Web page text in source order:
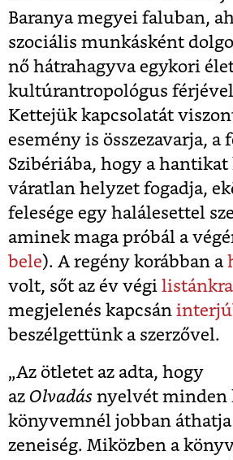
Baranya megyei faluban,
szociális munkásként
nő hátrahagyva egykori
kultúrantropológus
Kettejük kapcsolatát
esemény is összezavarja, a
Szibériába, hogy a hantikat
váratlan helyzet fogadja,
felesége egy halálesettel
aminek maga próbál a
bele). A regény korábban a
volt, sőt az év végi listánkra
megjelenés kapcsán
beszélgettünk a szerzővel.
„Az ötletet az adta, hogy
az Olvadás nyelvét minden
könyvemnél jobban áthatja
zeneiség. Miközben a